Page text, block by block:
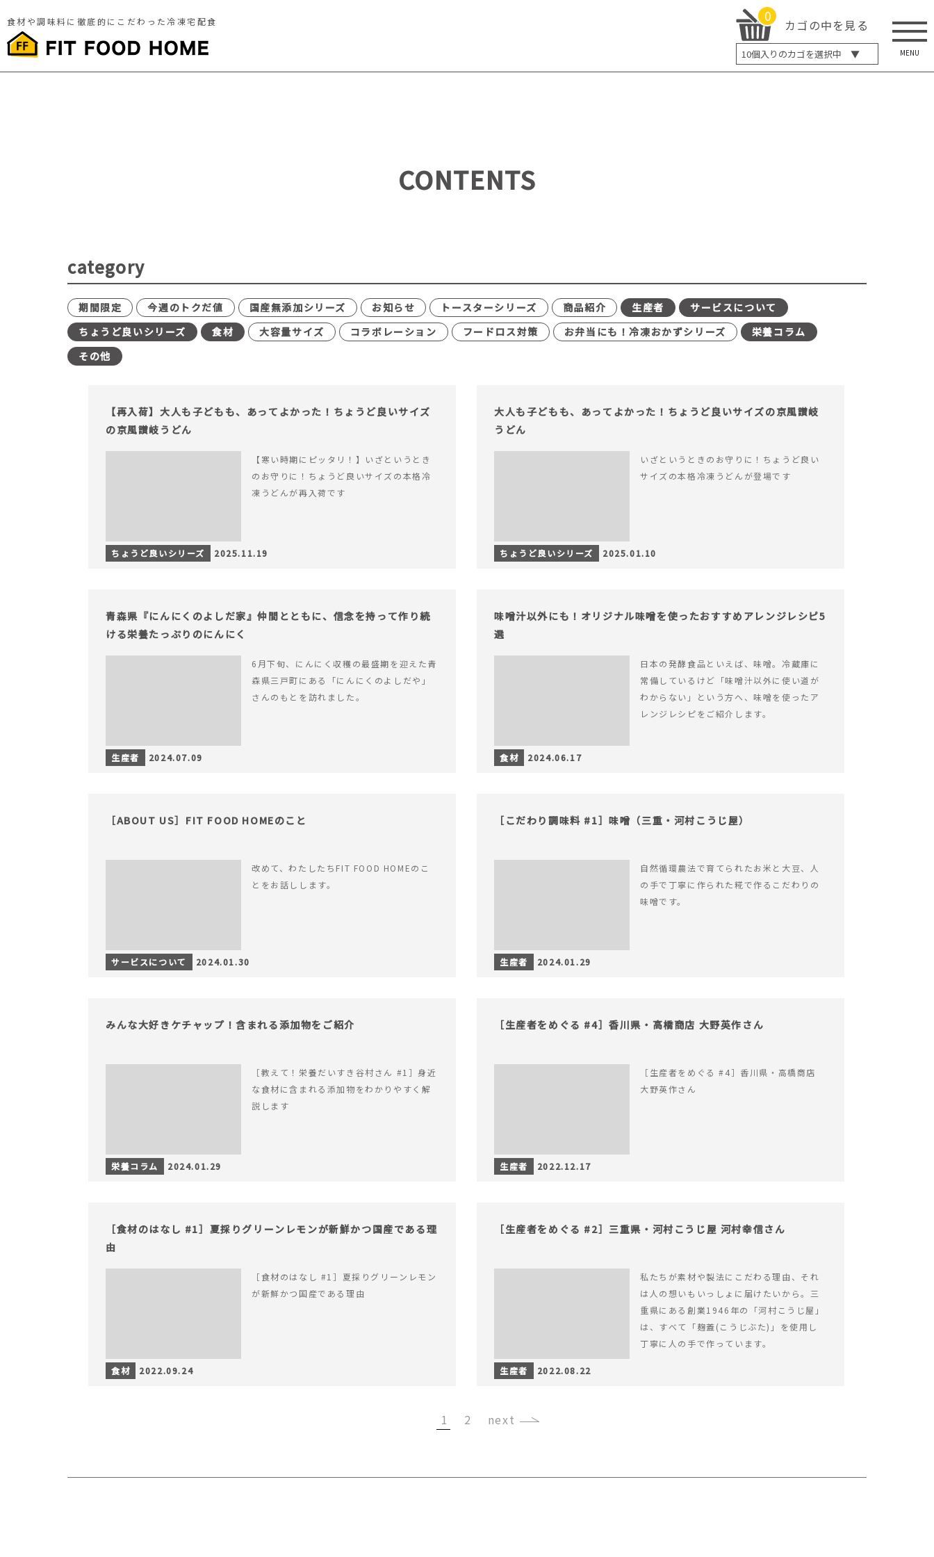
食材や調味料に徹底的にこだわった冷凍宅配食 0
カゴの中を見る
10個入りのカゴを選択中 ▼
5個入り
MENU
CONTENTS
category
期間限定 今週のトクだ値 国産無添加シリーズ お知らせ トースターシリーズ 商品紹介 生産者
サービスについて
ちょうど良いシリーズ
食材 大容量サイズ コラボレーション フードロス対策 お弁当にも！冷凍おかずシリーズ
栄養コラム
その他
【再入荷】大人も子どもも、あってよかった！ちょうど良いサイズ
の京風讃岐うどん
【寒い時期にピッタリ！】いざというとき
のお守りに！ちょうど良いサイズの本格冷
凍うどんが再入荷です
ちょうど良いシリーズ 2025.11.19
大人も子どもも、あってよかった！ちょうど良いサイズの京風讃岐
うどん
いざというときのお守りに！ちょうど良い
サイズの本格冷凍うどんが登場です
ちょうど良いシリーズ 2025.01.10
青森県『にんにくのよしだ家』仲間とともに、信念を持って作り続
ける栄養たっぷりのにんにく
6月下旬、にんにく収穫の最盛期を迎えた青
森県三戸町にある「にんにくのよしだや」
さんのもとを訪れました。
生産者 2024.07.09
味噌汁以外にも！オリジナル味噌を使ったおすすめアレンジレシピ5
選
日本の発酵食品といえば、味噌。冷蔵庫に
常備しているけど「味噌汁以外に使い道が
わからない」という方へ、味噌を使ったア
レンジレシピをご紹介します。
食材 2024.06.17
［ABOUT US］FIT FOOD HOMEのこと
改めて、わたしたちFIT FOOD HOMEのこ
とをお話しします。
サービスについて 2024.01.30
［こだわり調味料 #1］味噌（三重・河村こうじ屋）
自然循環農法で育てられたお米と大豆、人
の手で丁寧に作られた糀で作るこだわりの
味噌です。
生産者 2024.01.29
みんな大好きケチャップ！含まれる添加物をご紹介
［教えて！栄養だいすき谷村さん #1］身近
な食材に含まれる添加物をわかりやすく解
説します
栄養コラム 2024.01.29
［生産者をめぐる #4］香川県・高橋商店 大野英作さん
［生産者をめぐる #4］香川県・高橋商店
大野英作さん
生産者 2022.12.17
［食材のはなし #1］夏採りグリーンレモンが新鮮かつ国産である理
由
［食材のはなし #1］夏採りグリーンレモン
が新鮮かつ国産である理由
食材 2022.09.24
［生産者をめぐる #2］三重県・河村こうじ屋 河村幸信さん
私たちが素材や製法にこだわる理由、それ
は人の想いもいっしょに届けたいから。三
重県にある創業1946年の「河村こうじ屋」
は、すべて「麹蓋(こうじぶた)」を使用し
丁寧に人の手で作っています。
生産者 2022.08.22
1 2 ›